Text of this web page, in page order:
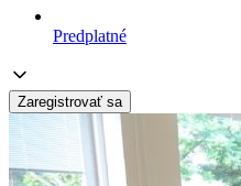
Predplatné
Zaregistrovať sa